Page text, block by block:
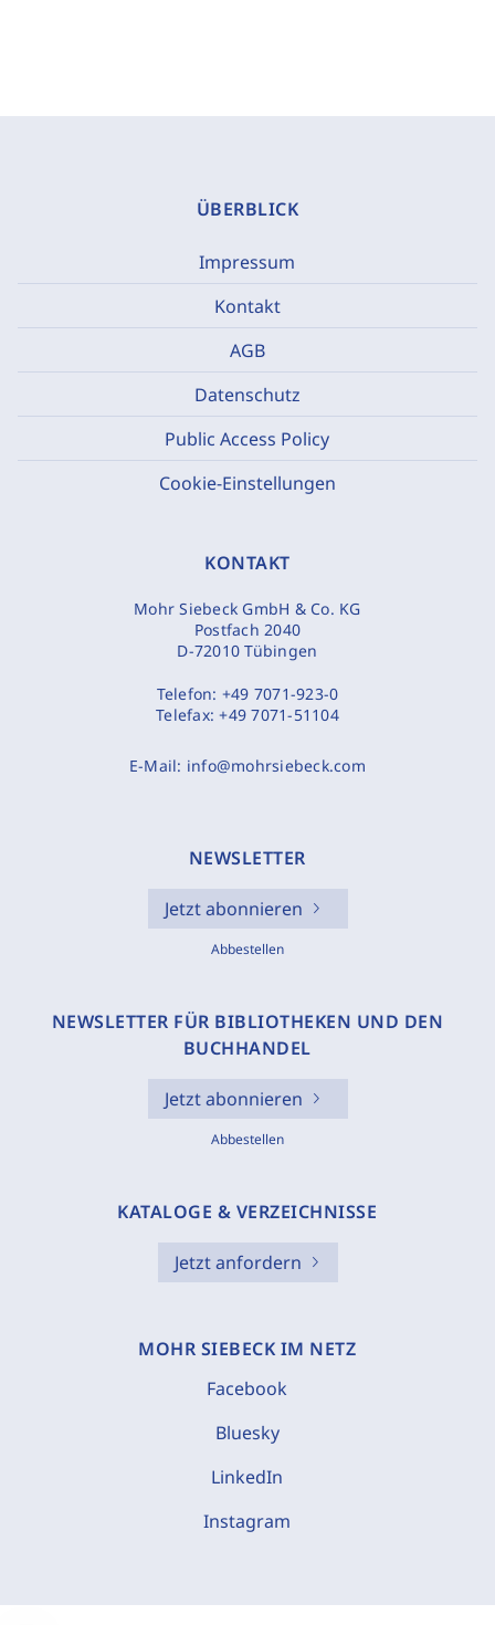
ÜBERBLICK
Impressum
Kontakt
AGB
Datenschutz
Public Access Policy
Cookie-Einstellungen
KONTAKT
Mohr Siebeck GmbH & Co. KG
Postfach 2040
D-72010 Tübingen
Telefon: +49 7071-923-0
Telefax:+49 7071-51104
E-Mail: info@mohrsiebeck.com
NEWSLETTER
Jetzt abonnieren
Abbestellen
NEWSLETTER FÜR BIBLIOTHEKEN UND DEN
BUCHHANDEL
Jetzt abonnieren
Abbestellen
KATALOGE & VERZEICHNISSE
Jetzt anfordern
MOHR SIEBECK IM NETZ
Facebook
Bluesky
LinkedIn
Instagram